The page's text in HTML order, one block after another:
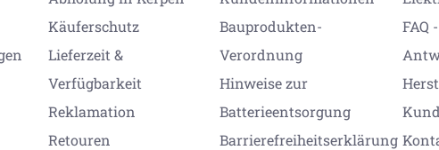
Käuferschutz
Lieferzeit &
Verfügbarkeit
Reklamation
Retouren
Bauprodukten-
Verordnung
Hinweise zur
Batterieentsorgung
Barrierefreiheitserklärung
FAQ